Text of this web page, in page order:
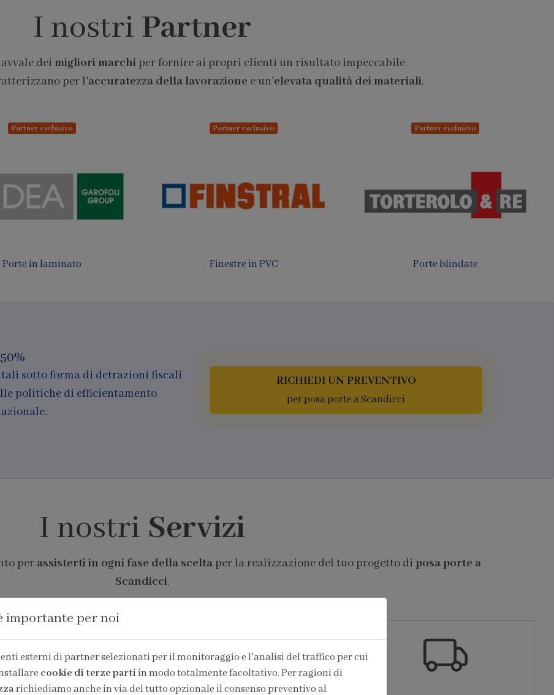
I nostri Partner
dei migliori marchiper fornire ai propri clienti un risultato impeccabile.
per l'accuratezza della lavorazione e un'elevata qualità dei materiali.
Partner esclusivo
Finestre in legno e alluminio
sotto forma di detrazioni fiscali
politiche di efficientamento
RICHIEDI UN PREVENTIVO
per posa porte a Scandicci
I nostri Servizi
per assisterti in ogni fase della sceltaper la realizzazione del tuo progetto di posa porte a
Scandicci.
importante per noi
esterni di partner selezionati per il monitoraggio e l'analisi del traffico per cui
cookie di terze partiin modo totalmente facoltativo. Per ragioni di
richiediamo anche in via del tutto opzionale il consenso preventivo al